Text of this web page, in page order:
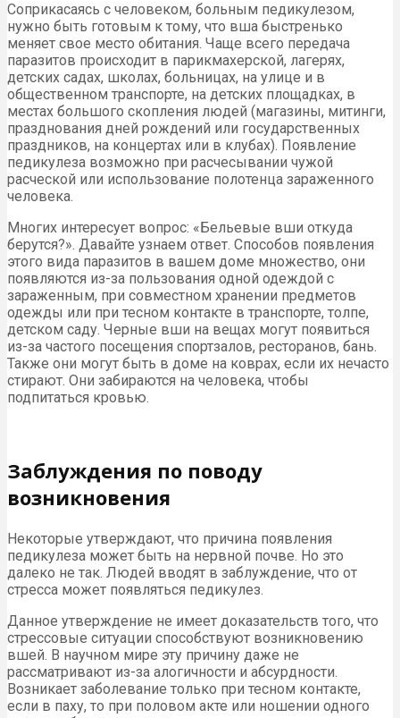
Соприкасаясь с человеком, больным педикулезом,
нужно быть готовым к тому, что вша быстренько
меняет свое место обитания. Чаще всего передача
паразитов происходит в парикмахерской, лагерях,
детских садах, школах, больницах, на улице и в
общественном транспорте, на детских площадках, в
местах большого скопления людей (магазины, митинги,
празднования дней рождений или государственных
праздников, на концертах или в клубах). Появление
педикулеза возможно при расчесывании чужой
расческой или использование полотенца зараженного
человека.
Многих интересует вопрос: «Бельевые вши откуда
берутся?». Давайте узнаем ответ. Способов появления
этого вида паразитов в вашем доме множество, они
появляются из-за пользования одной одеждой с
зараженным, при совместном хранении предметов
одежды или при тесном контакте в транспорте, толпе,
детском саду. Черные вши на вещах могут появиться
из-за частого посещения спортзалов, ресторанов, бань.
Также они могут быть в доме на коврах, если их нечасто
стирают. Они забираются на человека, чтобы
подпитаться кровью.
Заблуждения по поводу
возникновения
Некоторые утверждают, что причина появления
педикулеза может быть на нервной почве. Но это
далеко не так. Людей вводят в заблуждение, что от
стресса может появляться педикулез.
Данное утверждение не имеет доказательств того, что
стрессовые ситуации способствуют возникновению
вшей. В научном мире эту причину даже не
рассматривают из-за алогичности и абсурдности.
Возникает заболевание только при тесном контакте,
если в паху, то при половом акте или ношении одного